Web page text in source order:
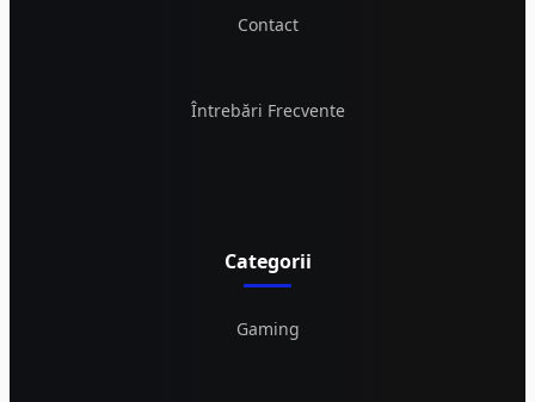
Contact
Întrebări Frecvente
Categorii
Gaming